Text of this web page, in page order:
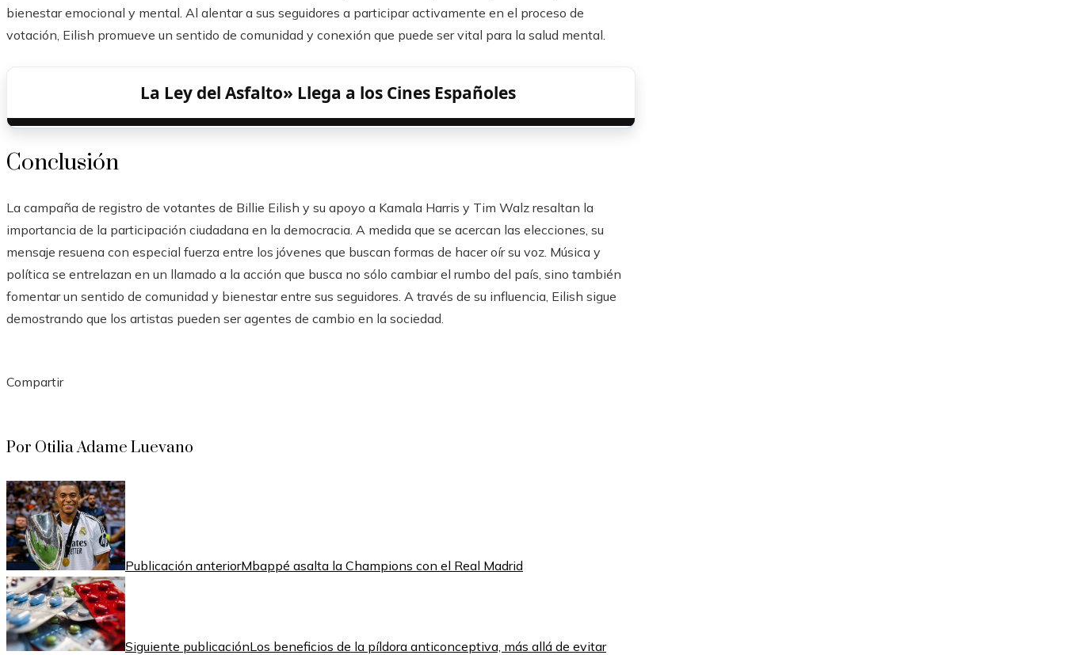
bienestar emocional y mental. Al alentar a sus seguidores a participar activamente en el proceso de
votación, Eilish promueve un sentido de comunidad y conexión que puede ser vital para la salud mental.
La Ley del Asfalto» Llega a los Cines Españoles
Conclusión
La campaña de registro de votantes de Billie Eilish y su apoyo a Kamala Harris y Tim Walz resaltan la
importancia de la participación ciudadana en la democracia. A medida que se acercan las elecciones, su
mensaje resuena con especial fuerza entre los jóvenes que buscan formas de hacer oír su voz. Música y
política se entrelazan en un llamado a la acción que busca no sólo cambiar el rumbo del país, sino también
fomentar un sentido de comunidad y bienestar entre sus seguidores. A través de su influencia, Eilish sigue
demostrando que los artistas pueden ser agentes de cambio en la sociedad.
Compartir
Por Otilia Adame Luevano
Publicación anteriorMbappé asalta la Champions con el Real Madrid
Siguiente publicaciónLos beneficios de la píldora anticonceptiva, más allá de evitar